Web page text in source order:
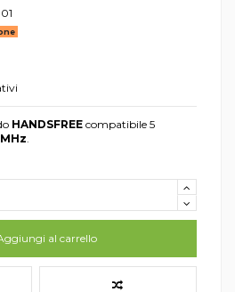
HANDSFREE compatibile 5
al carrello